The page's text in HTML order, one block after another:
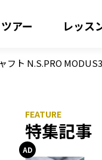
ツアー レッス
ト N.S.PRO
特集記事